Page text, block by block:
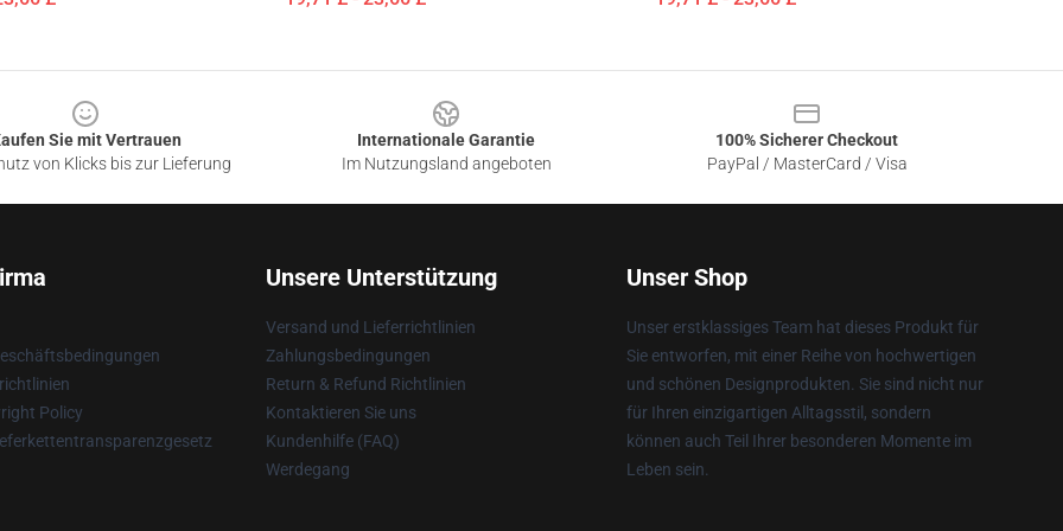
Sie mit Vertrauen
von Klicks bis zur Lieferung
Internationale Garantie
Im Nutzungsland angeboten
100% Sicherer Checkout
PayPal / MasterCard / Visa
Policy
Unsere Unterstützung
Versand und Lieferrichtlinien
Zahlungsbedingungen
Return & Refund Richtlinien
Kontaktieren Sie uns
Kundenhilfe (FAQ)
Werdegang
Unser Shop
Unser erstklassiges Team hat dieses Produkt für
Sie entworfen, mit einer Reihe von hochwertigen
und schönen Designprodukten. Sie sind nicht nur
für Ihren einzigartigen Alltagsstil, sondern
können auch Teil Ihrer besonderen Momente im
Leben sein.